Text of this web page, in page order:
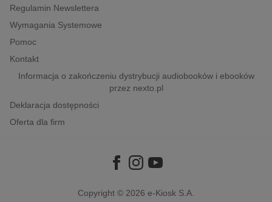
popularno-naukowe
historia
Regulamin Newslettera
Wymagania Systemowe
Pomoc
Kontakt
Informacja o zakończeniu dystrybucji audiobooków i ebooków
przez nexto.pl
Deklaracja dostępności
Oferta dla firm
Copyright © 2026 e-Kiosk S.A.